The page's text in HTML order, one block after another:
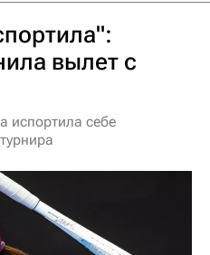
вылет с
испортила себе